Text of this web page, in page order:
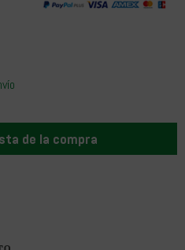
de la compra